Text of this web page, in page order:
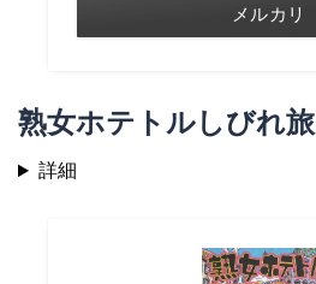
メルカリ
熟女ホテトルしびれ旅
詳細